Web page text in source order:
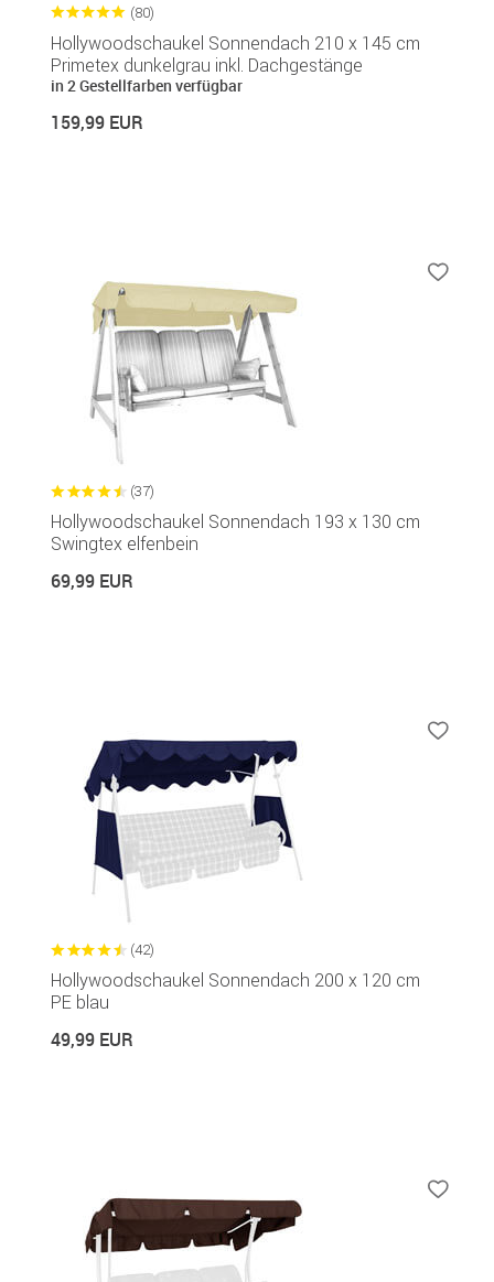
(80)
Hollywoodschaukel Sonnendach 210 x 145 cm
Primetex dunkelgrau inkl. Dachgestänge
in 2 Gestellfarben verfügbar
159,99 EUR
(37)
Hollywoodschaukel Sonnendach 193 x 130 cm
Swingtex elfenbein
69,99 EUR
(42)
Hollywoodschaukel Sonnendach 200 x 120 cm
PE blau
49,99 EUR